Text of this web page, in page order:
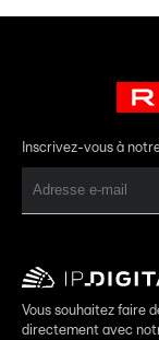
Inscrivez-vous à
Vous souhaitez faire
directement avec